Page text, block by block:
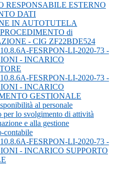
RESPONSABILE ESTERNO
DATI
IN AUTOTUTELA
di
- CIG ZF22BDE524
FESRPON-LI-2020-73 -
- INCARICO
FESRPON-LI-2020-73 -
- INCARICO
GESTIONALE
al personale
per lo svolgimento di attività
e alla gestione
contabile
FESRPON-LI-2020-73 -
- INCARICO SUPPORTO